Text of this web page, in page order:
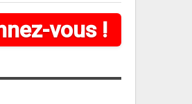
vous !